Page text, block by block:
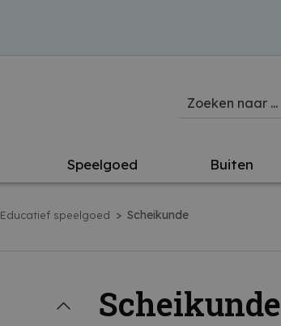
Speelgoed Buiten
Educatief speelgoed > Scheikunde
Scheikunde